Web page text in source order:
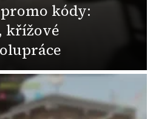
kódy:
křížové